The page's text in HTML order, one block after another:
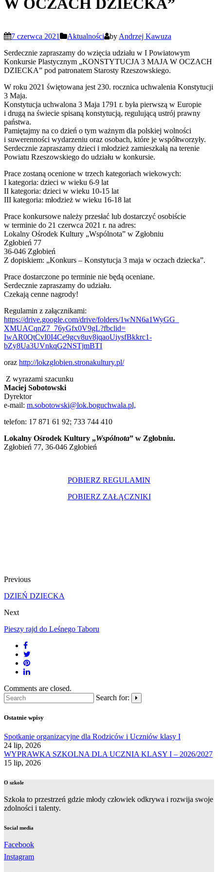
W OCZACH DZIECKA”
7 czerwca 2021 Aktualności by Andrzej Kawuza
Serdecznie zapraszamy do wzięcia udziału w I Powiatowym
Konkursie Plastycznym „KONSTYTUCJA 3 MAJA W OCZACH
DZIECKA” pod patronatem Starosty Rzeszowskiego.
W roku 2021 świętowana jest 230. rocznica uchwalenia Konstytucji
3 Maja.
Konstytucja uchwalona 3 Maja 1791 r. była pierwszą w Europie
i drugą na świecie spisaną konstytucją, regulującą ustrój prawny
państwa.
Pamiętajmy na co dzień o tym ważnym dla polskiej wolności
i suwerenności wydarzeniu oraz osobach, które je współtworzyły.
Serdecznie zapraszamy dzieci i młodzież zamieszkałą na terenie
Powiatu Rzeszowskiego do udziału w konkursie.
Prace zostaną ocenione w trzech kategoriach wiekowych:
I kategoria: dzieci w wieku 6-9 lat
II kategoria: dzieci w wieku 10-15 lat
III kategoria: młodzież w wieku 16-18 lat
Prace konkursowe należy przesłać lub dostarczyć osobiście
w terminie do 21 czerwca 2021 r. na adres:
Lokalny Ośrodek Kultury „Wspólnota” w Zgłobniu
Zgłobień 77
36-046 Zgłobień
Z dopiskiem: „Konkurs – Konstytucja 3 maja w oczach dziecka”.
Prace dostarczone po terminie nie będą oceniane.
Serdecznie zapraszamy do udziału.
Czekają cenne nagrody!
Regulamin z załącznikami:
https://drive.google.com/drive/folders/1wNN6a1WyGG_
XMUACqnZ7_76yGfx0V9gL?fbclid=
IwAR0QtCvI0I4Ce9gcv8uv8jqaoUiysfBkkrc1-
bZy8Ua3UVnkqG2NSTjmBTI
oraz http://lokzglobien.stronakultury.pl/
Z wyrazami szacunku
Maciej Sobotowski
Dyrektor
e-mail: m.sobotowski@lok.boguchwala.pl,
telefon: 17 871 61 92; 733 744 410
Lokalny Ośrodek Kultury „Wspólnota” w Zgłobniu.
Zgłobień 77, 36-046 Zgłobień
POBIERZ REGULAMIN
POBIERZ ZAŁĄCZNIKI
Previous
DZIEŃ DZIECKA
Next
Pieszy rajd do Leśnego Taboru
Comments are closed.
Search for:
Ostatnie wpisy
Spotkanie organizacyjne dla Rodziców i Uczniów klasy I
24 lip, 2026
WYPRAWKA SZKOLNA DLA UCZNIA KLASY I – 2026/2027
15 lip, 2026
O szkole
Szkoła to przestrzeń gdzie młody człowiek odkrywa i rozwija swoje
zdolności i talenty.
Social media
Facebook
Instagram